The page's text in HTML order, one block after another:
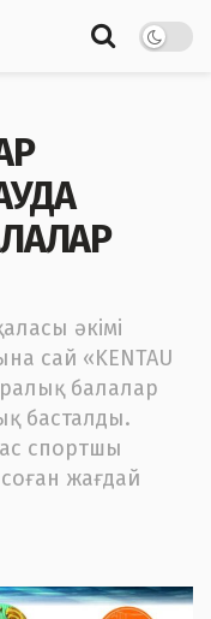
әкімі
сай «KENTAU
балалар
басталды.
спортшы
жағдай